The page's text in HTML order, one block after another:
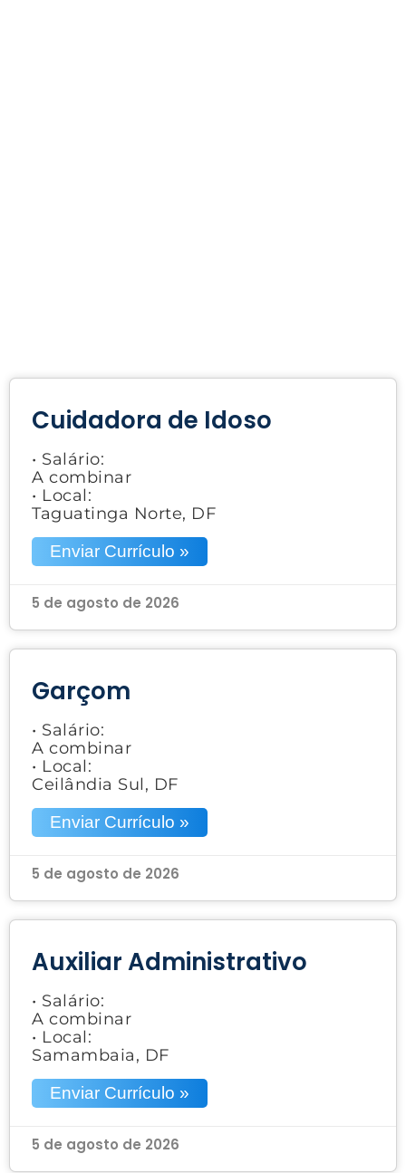
Cuidadora de Idoso
• Salário:
A combinar
• Local:
Taguatinga Norte, DF
Enviar Currículo »
5 de agosto de 2026
Garçom
• Salário:
A combinar
• Local:
Ceilândia Sul, DF
Enviar Currículo »
5 de agosto de 2026
Auxiliar Administrativo
• Salário:
A combinar
• Local:
Samambaia, DF
Enviar Currículo »
5 de agosto de 2026